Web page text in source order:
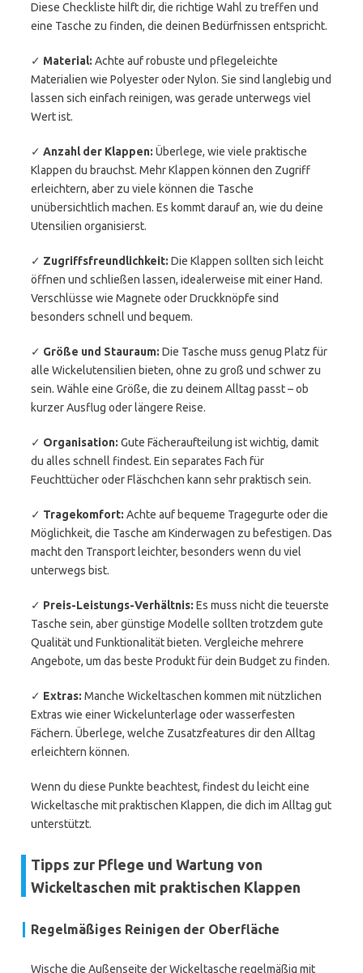
Diese Checkliste hilft dir, die richtige Wahl zu treffen und
eine Tasche zu finden, die deinen Bedürfnissen entspricht.
✓ Material: Achte auf robuste und pflegeleichte
Materialien wie Polyester oder Nylon. Sie sind langlebig und
lassen sich einfach reinigen, was gerade unterwegs viel
Wert ist.
✓ Anzahl der Klappen: Überlege, wie viele praktische
Klappen du brauchst. Mehr Klappen können den Zugriff
erleichtern, aber zu viele können die Tasche
unübersichtlich machen. Es kommt darauf an, wie du deine
Utensilien organisierst.
✓ Zugriffsfreundlichkeit: Die Klappen sollten sich leicht
öffnen und schließen lassen, idealerweise mit einer Hand.
Verschlüsse wie Magnete oder Druckknöpfe sind
besonders schnell und bequem.
✓ Größe und Stauraum: Die Tasche muss genug Platz für
alle Wickelutensilien bieten, ohne zu groß und schwer zu
sein. Wähle eine Größe, die zu deinem Alltag passt – ob
kurzer Ausflug oder längere Reise.
✓ Organisation: Gute Fächeraufteilung ist wichtig, damit
du alles schnell findest. Ein separates Fach für
Feuchttücher oder Fläschchen kann sehr praktisch sein.
✓ Tragekomfort: Achte auf bequeme Tragegurte oder die
Möglichkeit, die Tasche am Kinderwagen zu befestigen. Das
macht den Transport leichter, besonders wenn du viel
unterwegs bist.
✓ Preis-Leistungs-Verhältnis: Es muss nicht die teuerste
Tasche sein, aber günstige Modelle sollten trotzdem gute
Qualität und Funktionalität bieten. Vergleiche mehrere
Angebote, um das beste Produkt für dein Budget zu finden.
✓ Extras: Manche Wickeltaschen kommen mit nützlichen
Extras wie einer Wickelunterlage oder wasserfesten
Fächern. Überlege, welche Zusatzfeatures dir den Alltag
erleichtern können.
Wenn du diese Punkte beachtest, findest du leicht eine
Wickeltasche mit praktischen Klappen, die dich im Alltag gut
unterstützt.
Tipps zur Pflege und Wartung von
Wickeltaschen mit praktischen Klappen
Regelmäßiges Reinigen der Oberfläche
Wische die Außenseite der Wickeltasche regelmäßig mit